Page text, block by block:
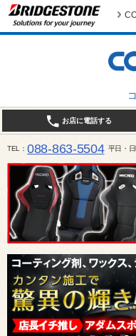
お店に電話する
TEL 088-863-5504 平日・